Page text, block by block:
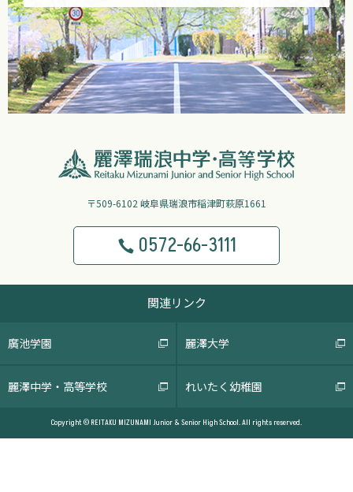
〒509-6102 岐阜県瑞浪市稲津町萩原1661
0572-66-3111
関連リンク
廣池学園 麗澤大学
麗澤中学・高等学校 れいたく幼稚園
Copyright © REITAKU MIZUNAMI Junior & Senior High School. All rights reserved.